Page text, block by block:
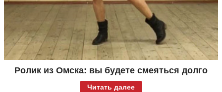
Ролик из Омска: вы будете смеяться долго
Читать далее